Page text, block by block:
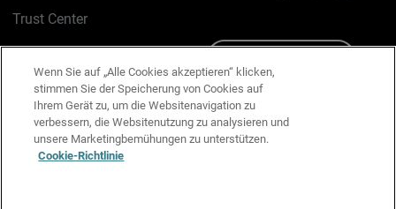
Trust Center
Cookie-Richtlinie
Datenschutzrichtlinie
Media & Brand Kit
Wenn Sie auf „Alle Cookies akzeptieren“ klicken,
stimmen Sie der Speicherung von Cookies auf
Ihrem Gerät zu, um die Websitenavigation zu
verbessern, die Websitenutzung zu analysieren und
unsere Marketingbemühungen zu unterstützen.
Cookie-Richtlinie